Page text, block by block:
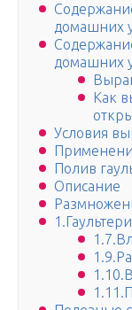
домашних
домашних
Как
Условия
Полив
Описание